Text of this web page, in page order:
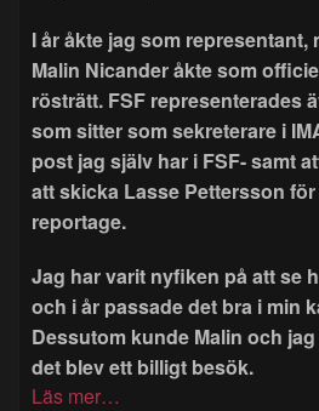
I år åkte jag som
Malin Nicander åkte som
rösträtt. FSF representerades
som sitter som sekreterare i
post jag själv har i FSF- samt
att skicka Lasse Pettersson
reportage.
Jag har varit nyfiken på att se
och i år passade det bra i min
Dessutom kunde Malin och
det blev ett billigt besök.
Läs mer…